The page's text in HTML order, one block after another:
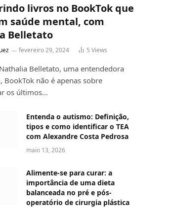
livros no BookTok que
saúde mental, com
Belletato
fevereiro 29, 2024 5 Views
Belletato, uma entendedora
BookTok não é apenas sobre
os últimos…
Entenda o autismo: Definição,
tipos e como identificar o TEA
com Alexandre Costa Pedrosa
maio 13, 2026
Alimente-se para curar: a
importância de uma dieta
balanceada no pré e pós-
operatório de cirurgia plástica